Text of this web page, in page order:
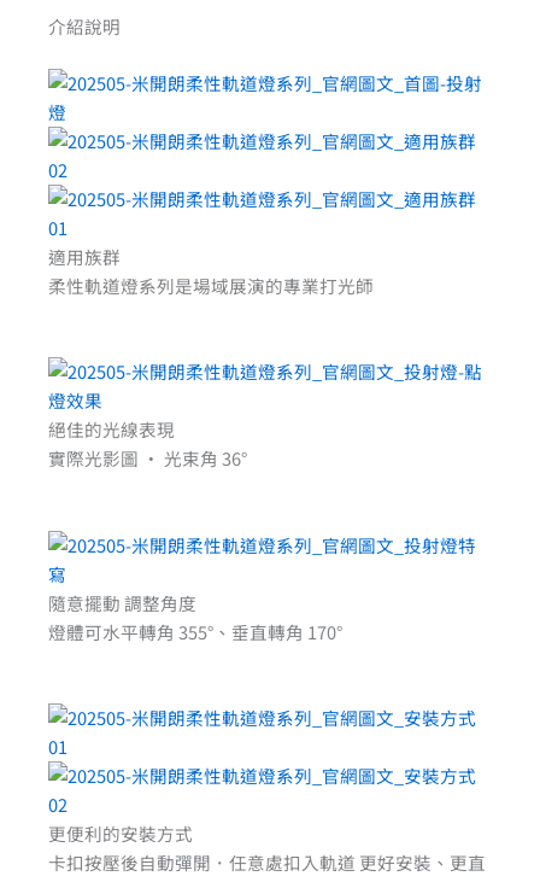
介紹說明
適用族群
柔性軌道燈系列是場域展演的專業打光師
絕佳的光線表現
實際光影圖 · 光束角 36°
隨意擺動 調整角度
燈體可水平轉角 355°、垂直轉角 170°
更便利的安裝方式
卡扣按壓後自動彈開．任意處扣入軌道 更好安裝、更直